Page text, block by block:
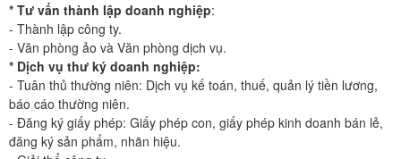
* Tư vấn thành lập doanh nghiệp:
- Thành lập công ty.
- Văn phòng ảo và Văn phòng dịch vụ.
* Dịch vụ thư ký doanh nghiệp:
- Tuân thủ thường niên: Dịch vụ kế toán, thuế, quản lý tiền lương,
báo cáo thường niên.
- Đăng ký giấy phép: Giấy phép con, giấy phép kinh doanh bán lẻ,
đăng ký sản phẩm, nhãn hiệu.